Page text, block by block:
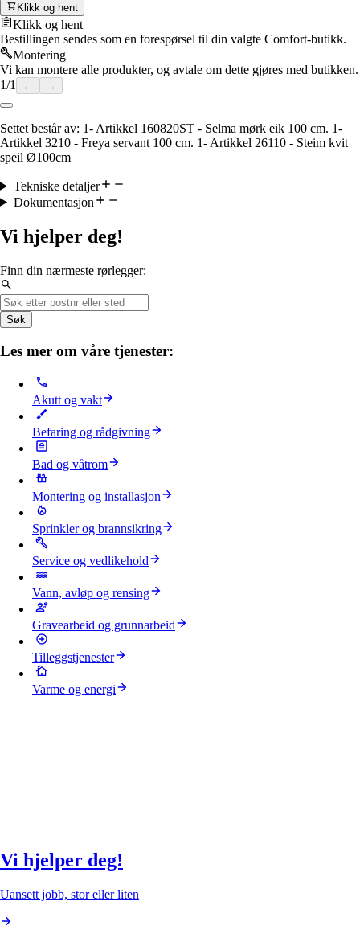
Klikk og hent
Klikk og hent
Bestillingen sendes som en forespørsel til din valgte Comfort-butikk.
Montering
Vi kan montere alle produkter, og avtale om dette gjøres med butikken.
1/1 ← →
Settet består av: 1- Artikkel 160820ST - Selma mørk eik 100 cm. 1-
Artikkel 3210 - Freya servant 100 cm. 1- Artikkel 26110 - Steim kvit
speil Ø100cm
Tekniske detaljer
Dokumentasjon
Vi hjelper deg!
Finn din nærmeste rørlegger:
Søk
Les mer om våre tjenester:
Akutt og vakt
Befaring og rådgivning
Bad og våtrom
Montering og installasjon
Sprinkler og brannsikring
Service og vedlikehold
Vann, avløp og rensing
Gravearbeid og grunnarbeid
Tilleggstjenester
Varme og energi
Vi hjelper deg!
Uansett jobb, stor eller liten